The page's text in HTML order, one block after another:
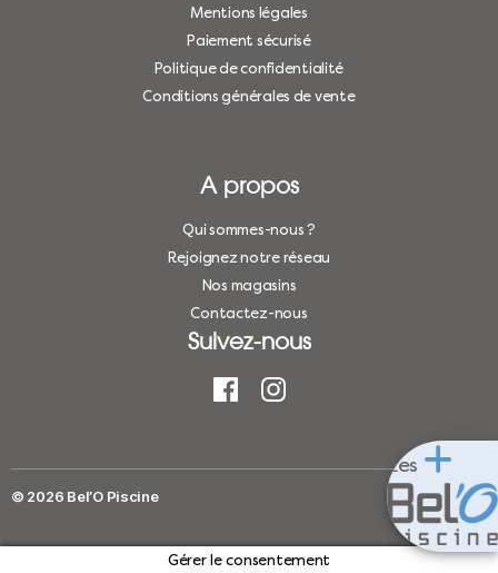
Les
Mentions légales
Paiement sécurisé
Politique de confidentialité
Conditions générales de vente
A propos
Qui sommes-nous ?
Rejoignez notre réseau
Nos magasins
Contactez-nous
Suivez-nous
© 2026 Bel’O Piscine Haut ↑
Gérer le consentement